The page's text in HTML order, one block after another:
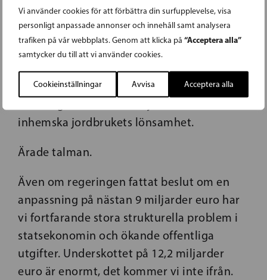
Vi använder cookies för att förbättra din surfupplevelse, visa
personligt anpassade annonser och innehåll samt analysera
trafiken på vår webbplats. Genom att klicka på “Acceptera alla”
samtycker du till att vi använder cookies.
Cookieinställningar Avvisa Acceptera alla
För oss i SFP är det viktigt att ändringen av
livsmedelsmarknadslagen nu har kommit
till riksdagens behandling. Det är det första
steget i att förbättra producenternas
inhemska jordbrukets lönsamhet.
Ärade talman.
Även om regeringen fattat beslut om en
anpassning på nästan 9 miljarder euro har
vi fortfarande stora strukturella problem i
statsekonomin och ökande offentliga
utgifter. Underskottet på 12,2 miljarder
euro är enormt, det kommer vi inte ifrån.